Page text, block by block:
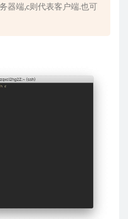
器端,c则代表客户端.也可